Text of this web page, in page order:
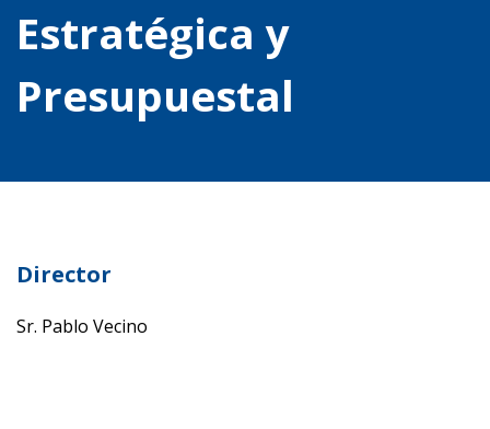
Estratégica y
Presupuestal
Director
Sr. Pablo Vecino